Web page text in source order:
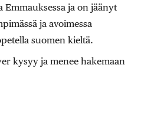
ja on jäänyt
ja avoimessa
suomen kieltä.
kysyy ja menee hakemaan